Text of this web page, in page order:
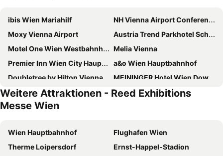
ibis Wien Mariahilf
NH Vienna Airport Conference Center
Moxy Vienna Airport
Austria Trend Parkhotel Schoenbrunn
Motel One Wien Westbahnhof
Melia Vienna
Premier Inn Wien City Hauptbahnhof
a&o Wien Hauptbahnhof
Doubletree by Hilton Vienna Schonbrunn
MEININGER Hotel Wien Downtown Franz
PLAZA INN Amedia Vienna
Hilton Vienna Waterfront
PLAZA INN Wien Gasometer
MAXX by Steigenberger Vienna
ARCOTEL Wimberger Wien
Prizeotel Vienna-city
ibis Wien Hauptbahnhof
Weitere Attraktionen - Reed Exhibitions
Messe Wien
Wien Hauptbahnhof
Flughafen Wien
Therme Loipersdorf
Ernst-Happel-Stadion